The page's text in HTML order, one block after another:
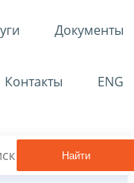
Документы
Контакты ENG
Найти